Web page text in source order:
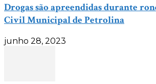
Drogas são apreendidas durante
Civil Municipal de Petrolina
junho 28, 2023